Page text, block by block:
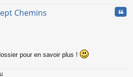
Chemins
pour en savoir plus !